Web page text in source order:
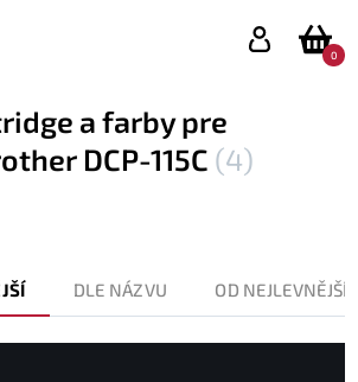
0
a farby pre
DCP-115C (4)
DLE NÁZVU OD